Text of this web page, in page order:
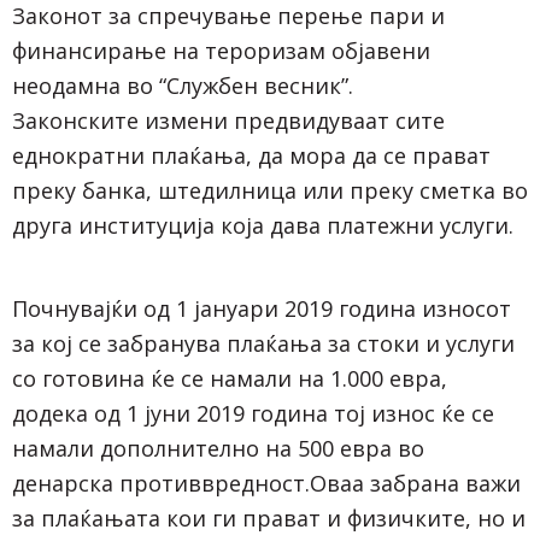
Законот за спречување перење пари и
финансирање на тероризам објавени
неодамна во “Службен весник”.
Законските измени предвидуваат сите
еднократни плаќања, да мора да се прават
преку банка, штедилница или преку сметка во
друга институција која дава платежни услуги.
Почнувајќи од 1 јануари 2019 година износот
за кој се забранува плаќања за стоки и услуги
со готовина ќе се намали на 1.000 евра,
додека од 1 јуни 2019 година тој износ ќе се
намали дополнително на 500 евра во
денарска противвредност.Оваа забрана важи
за плаќањата кои ги прават и физичките, но и